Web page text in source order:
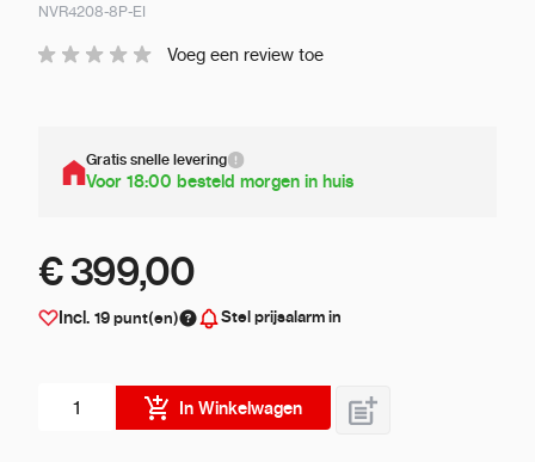
NVR4208-8P-EI
Voeg een review toe
Gratis snelle levering
Voor 18:00 besteld morgen in huis
€ 399,00
Incl. 19punt(en) Stel prijsalarm in
In Winkelwagen